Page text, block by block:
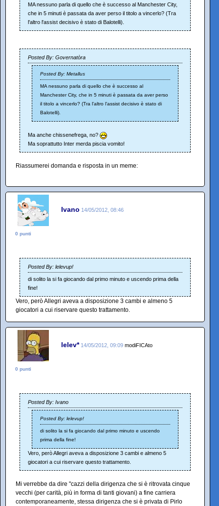
MA nessuno parla di quello che è successo al Manchester City,
che in 5 minuti è passata da aver perso il titolo a vincerlo? (Tra
l'altro l'assist decisivo è stato di Balotelli).
Posted By: Governatòra
Posted By: Metallus
MA nessuno parla di quello che è successo al
Manchester City, che in 5 minuti è passata da aver perso
il titolo a vincerlo? (Tra l'altro l'assist decisivo è stato di
Balotelli).
Ma anche chissenefrega, no?
Ma soprattutto Inter merda piscia vomito!
Riassumerei domanda e risposta in un meme:
Ivano 14/05/2012, 08:46
0 punti
Posted By: lelevup!
di solito la si fa giocando dal primo minuto e uscendo prima della
fine!
Vero, però Allegri aveva a disposizione 3 cambi e almeno 5
giocatori a cui riservare questo trattamento.
lelev* 14/05/2012, 09:09 modiFICAto
0 punti
Posted By: Ivano
Posted By: lelevup!
di solito la si fa giocando dal primo minuto e uscendo
prima della fine!
Vero, però Allegri aveva a disposizione 3 cambi e almeno 5
giocatori a cui riservare questo trattamento.
Mi verrebbe da dire "cazzi della dirigenza che si è ritrovata cinque
vecchi (per carità, più in forma di tanti giovani) a fine carriera
contemporaneamente, stessa dirigenza che si è privata di Pirlo